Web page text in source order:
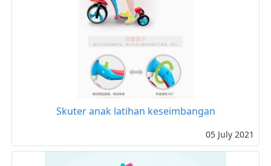
Skuter anak latihan keseimbangan
05 July 2021